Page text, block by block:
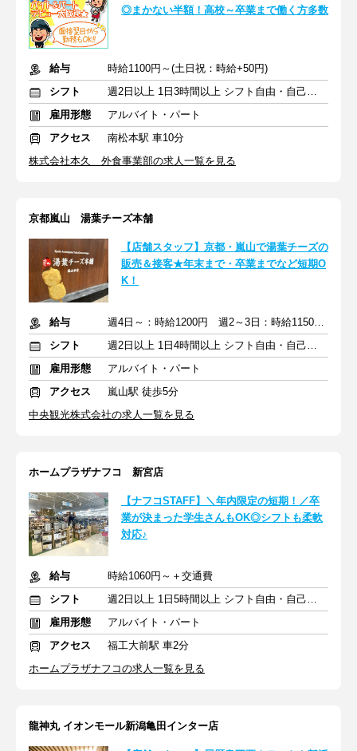
◎まかない半額！高校～卒業まで働く方多数
給与
時給1100円～(土日祝：時給+50円)
シフト
週2日以上 1日3時間以上 シフト自由・自己申告
雇用形態
アルバイト・パート
アクセス
南松本駅 車10分
株式会社本久 外食事業部の求人一覧を見る
京都嵐山 湯葉チーズ本舗
【店舗スタッフ】京都・嵐山で湯葉チーズの
販売＆接客★年末まで・卒業までなど短期O
K！
給与
週4日～：時給1200円 週2～3日：時給1150円 ※交通費支給あり
シフト
週2日以上 1日4時間以上 シフト自由・自己申告
雇用形態
アルバイト・パート
アクセス
嵐山駅 徒歩5分
中央観光株式会社の求人一覧を見る
ホームプラザナフコ 新宮店
【ナフコSTAFF】＼年内限定の短期！／卒
業が決まった学生さんもOK◎シフトも柔軟
対応♪
給与
時給1060円～＋交通費
シフト
週2日以上 1日5時間以上 シフト自由・自己申告
雇用形態
アルバイト・パート
アクセス
福工大前駅 車2分
ホームプラザナフコの求人一覧を見る
龍神丸 イオンモール新潟亀田インター店